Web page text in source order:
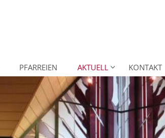
PFARREIEN AKTUELL KONTAKT